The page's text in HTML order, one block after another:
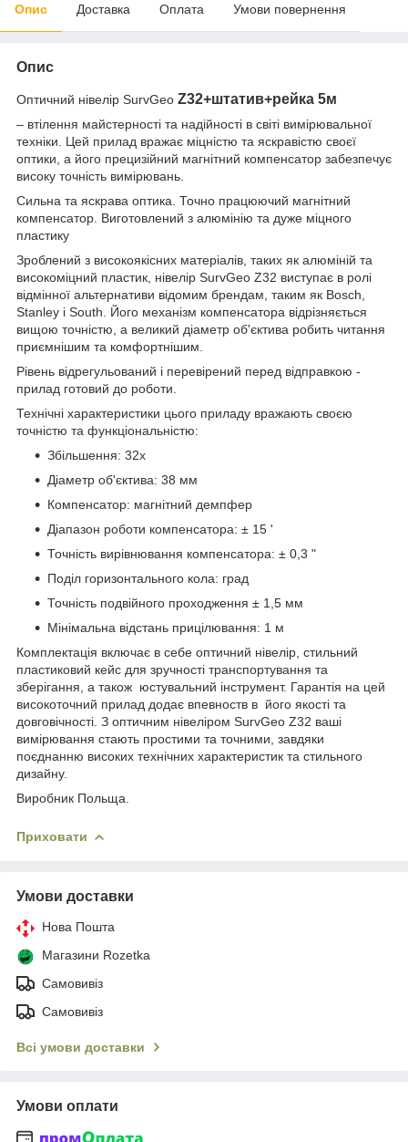
Опис Доставка Оплата Умови повернення
Опис
Оптичний нівелір SurvGeo Z32+штатив+рейка 5м
– втілення майстерності та надійності в світі вимірювальної
техніки. Цей прилад вражає міцністю та яскравістю своєї
оптики, а його прецизійний магнітний компенсатор забезпечує
високу точність вимірювань.
Сильна та яскрава оптика. Точно працюючий магнітний
компенсатор. Виготовлений з алюмінію та дуже міцного
пластику
Зроблений з високоякісних матеріалів, таких як алюміній та
високоміцний пластик, нівелір SurvGeo Z32 виступає в ролі
відмінної альтернативи відомим брендам, таким як Bosch,
Stanley і South. Його механізм компенсатора відрізняється
вищою точністю, а великий діаметр об'єктива робить читання
приємнішим та комфортнішим.
Рівень відрегульований і перевірений перед відправкою -
прилад готовий до роботи.
Технічні характеристики цього приладу вражають своєю
точністю та функціональністю:
Збільшення: 32x
Діаметр об'єктива: 38 мм
Компенсатор: магнітний демпфер
Діапазон роботи компенсатора: ± 15 '
Точність вирівнювання компенсатора: ± 0,3 "
Поділ горизонтального кола: град
Точність подвійного проходження ± 1,5 мм
Мінімальна відстань прицілювання: 1 м
Комплектація включає в себе оптичний нівелір, стильний
пластиковий кейс для зручності транспортування та
зберігання, а також юстувальний інструмент. Гарантія на цей
високоточний прилад додає впевноств в його якості та
довговічності. З оптичним нівеліром SurvGeo Z32 ваші
вимірювання стають простими та точними, завдяки
поєднанню високих технічних характеристик та стильного
дизайну.
Виробник Польща.
Приховати
Умови доставки
Нова Пошта
Магазини Rozetka
Самовивіз
Самовивіз
Всі умови доставки
Умови оплати